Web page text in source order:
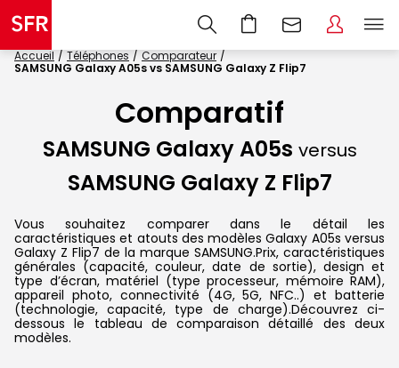
Accueil Téléphones
Comparateur
SAMSUNG Galaxy A05s vs SAMSUNG Galaxy Z Flip7
Comparatif
SAMSUNG Galaxy A05s versus
SAMSUNG Galaxy Z Flip7
Vous souhaitez comparer dans le détail les
caractéristiques et atouts des modèles Galaxy A05s versus
Galaxy Z Flip7 de la marque SAMSUNG.Prix, caractéristiques
générales (capacité, couleur, date de sortie), design et
type d’écran, matériel (type processeur, mémoire RAM),
appareil photo, connectivité (4G, 5G, NFC..) et batterie
(technologie, capacité, type de charge).Découvrez ci-
dessous le tableau de comparaison détaillé des deux
modèles.